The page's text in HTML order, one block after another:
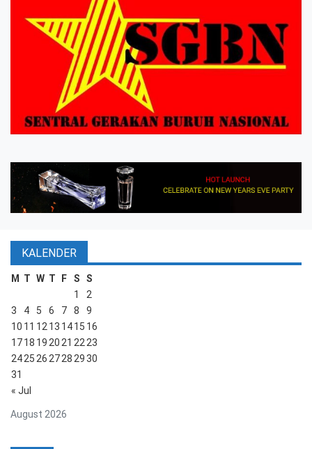
KALENDER
August 2026
M T W T F S S
« Jul
1
2
3
4 5 6 7 8
9
10 11 1213 1415 16
1718 192021 2223
24252627282930
31